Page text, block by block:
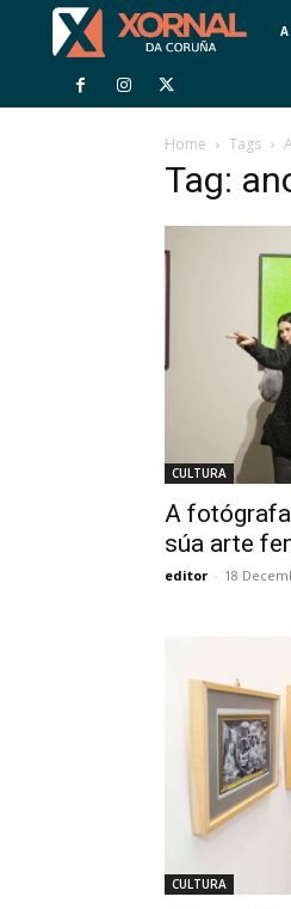
Home Tags
Tag:
CULTURA
A
súa arte
editor - 18
CULTURA